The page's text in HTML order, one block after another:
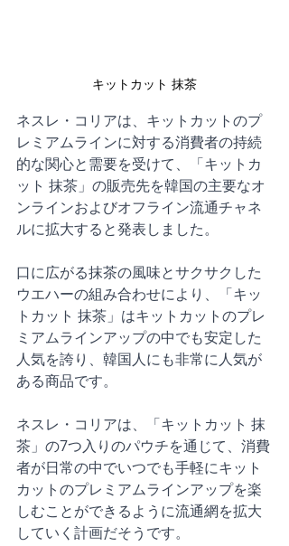
キットカット 抹茶
ネスレ・コリアは、キットカットのプ
レミアムラインに対する消費者の持続
的な関心と需要を受けて、「キットカ
ット 抹茶」の販売先を韓国の主要なオ
ンラインおよびオフライン流通チャネ
ルに拡大すると発表しました。
口に広がる抹茶の風味とサクサクした
ウエハーの組み合わせにより、「キッ
トカット 抹茶」はキットカットのプレ
ミアムラインアップの中でも安定した
人気を誇り、韓国人にも非常に人気が
ある商品です。
ネスレ・コリアは、「キットカット 抹
茶」の7つ入りのパウチを通じて、消費
者が日常の中でいつでも手軽にキット
カットのプレミアムラインアップを楽
しむことができるように流通網を拡大
していく計画だそうです。